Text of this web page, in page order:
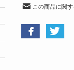
この商品に関す